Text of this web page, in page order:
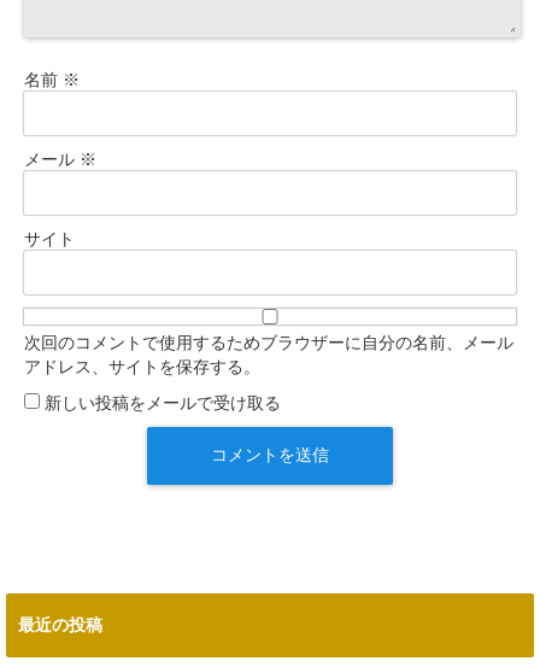
名前 ※
メール ※
サイト
次回のコメントで使用するためブラウザーに自分の名前、メール
アドレス、サイトを保存する。
新しい投稿をメールで受け取る
最近の投稿